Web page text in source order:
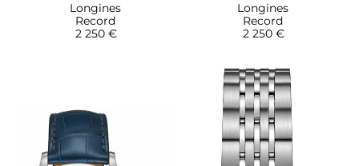
Longines
Record
2 250 €
Longines
Record
2 250 €